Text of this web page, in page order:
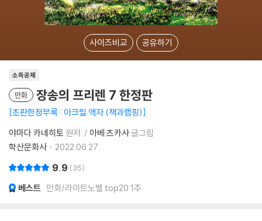
사이즈비교 공유하기
소득공제
만화 장송의 프리렌 7 한정판
초판한정부록 : 아크릴 액자 (책과랩핑)
야마다 카네히토 원저 아베 츠카사글그림
학산문화사
2022.06.27.
9.9 35
베스트 만화/라이트노벨 top20 1주